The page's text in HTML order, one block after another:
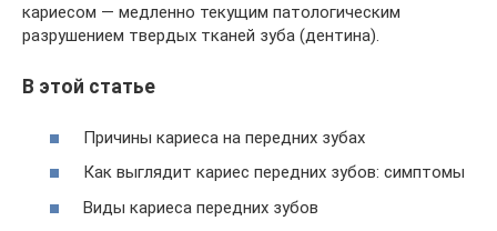
кариесом — медленно текущим патологическим
разрушением твердых тканей зуба (дентина).
В этой статье
Причины кариеса на передних зубах
Как выглядит кариес передних зубов: симптомы
Виды кариеса передних зубов